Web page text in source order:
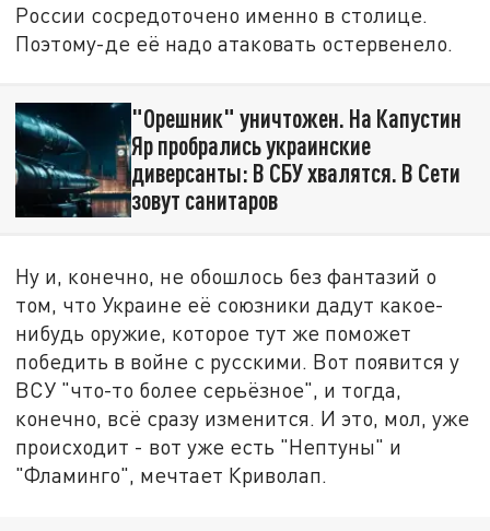
России сосредоточено именно в столице.
Поэтому-де её надо атаковать остервенело.
"Орешник" уничтожен. На Капустин
Яр пробрались украинские
диверсанты: В СБУ хвалятся. В Сети
зовут санитаров
Ну и, конечно, не обошлось без фантазий о
том, что Украине её союзники дадут какое-
нибудь оружие, которое тут же поможет
победить в войне с русскими. Вот появится у
ВСУ "что-то более серьёзное", и тогда,
конечно, всё сразу изменится. И это, мол, уже
происходит - вот уже есть "Нептуны" и
"Фламинго", мечтает Криволап.